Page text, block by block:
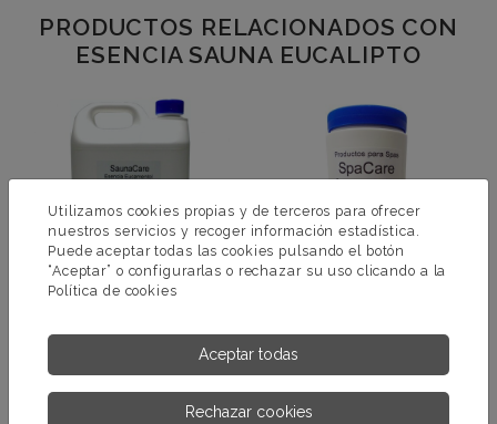
PRODUCTOS RELACIONADOS CON
ESENCIA SAUNA EUCALIPTO
MÁS INFORMACIÓN MÁS INFORMACIÓN
Utilizamos cookies propias y de terceros para ofrecer
nuestros servicios y recoger información estadística.
Puede aceptar todas las cookies pulsando el botón
“Aceptar” o configurarlas o rechazar su uso clicando a la
Política de cookies
Aceptar todas
Rechazar cookies